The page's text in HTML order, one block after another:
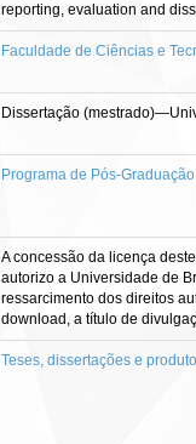
reporting, evaluation and
Faculdade de Ciências e
Dissertação
Programa de Pós-
A concessão da licença
autorizo a Universidade de
ressarcimento dos direitos
download, a título de
Teses, dissertações e